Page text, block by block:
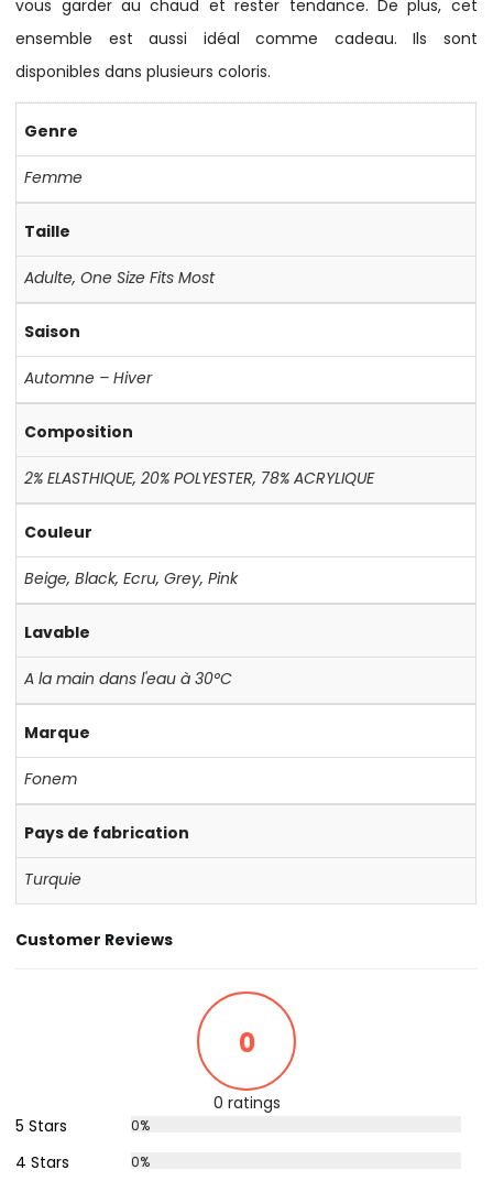
vous garder au chaud et rester tendance. De plus, cet
ensemble est aussi idéal comme cadeau. Ils sont
disponibles dans plusieurs coloris.
Genre
Femme
Taille
Adulte,One Size Fits Most
Saison
Automne – Hiver
Composition
2% ELASTHIQUE,20% POLYESTER, 78% ACRYLIQUE
Couleur
Beige,Black,Ecru,Grey,Pink
Lavable
A la main dans l'eau à 30°C
Marque
Fonem
Pays de fabrication
Turquie
Customer Reviews
0
0 ratings
5 Stars
0%
4 Stars 0%